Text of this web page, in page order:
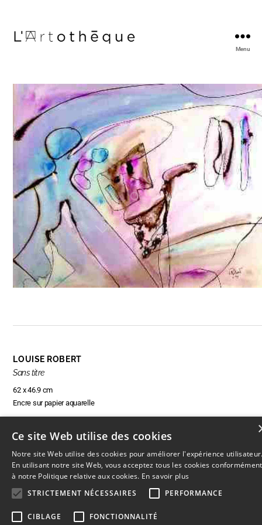
Menu
LOUISE ROBERT
Sans titre
62 x 46.9 cm
Encre sur papier aquarelle
RÉSERVER CETTE OEUVRE
© 2026L'Artothèque
Ce site Web utilise des cookies
Notre site Web utilise des cookies pour améliorer l'expérience
En utilisant notre site Web, vous acceptez tous les cookies conformément
à notre Politique relative aux cookies. En savoir plus
STRICTEMENT NÉCESSAIRES
PERFORMANCE
CIBLAGE FONCTIONNALITÉ